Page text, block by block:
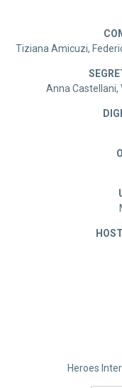
Tiziana Amicuzi,
Anna Castellani,
Heroes